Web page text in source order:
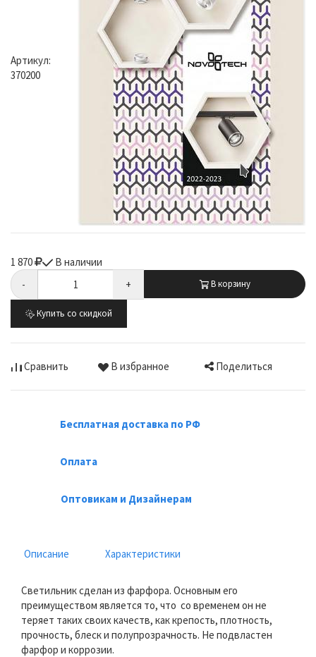
Артикул:
370200
1 870
В наличии
-
+ В корзину
Купить со скидкой
Сравнить В избранное Поделиться
Бесплатная доставка по РФ
Оплата
Оптовикам и Дизайнерам
Описание Характеристики
Светильник сделан из фарфора. Основным его
преимуществом является то, что со временем он не
теряет таких своих качеств, как крепость, плотность,
прочность, блеск и полупрозрачность. Не подвластен
фарфор и коррозии.